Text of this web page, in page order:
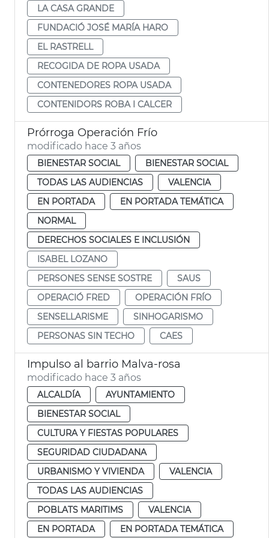
LA CASA GRANDE
FUNDACIÓ JOSÉ MARÍA HARO
EL RASTRELL
RECOGIDA DE ROPA USADA
CONTENEDORES ROPA USADA
CONTENIDORS ROBA I CALCER
Prórroga Operación Frío
modificado hace 3 años
BIENESTAR SOCIAL
BIENESTAR SOCIAL
TODAS LAS AUDIENCIAS
VALENCIA
EN PORTADA
EN PORTADA TEMÁTICA
NORMAL
DERECHOS SOCIALES E INCLUSIÓN
ISABEL LOZANO
PERSONES SENSE SOSTRE
SAUS
OPERACIÓ FRED
OPERACIÓN FRÍO
SENSELLARISME
SINHOGARISMO
PERSONAS SIN TECHO
CAES
Impulso al barrio Malva-rosa
modificado hace 3 años
ALCALDÍA
AYUNTAMIENTO
BIENESTAR SOCIAL
CULTURA Y FIESTAS POPULARES
SEGURIDAD CIUDADANA
URBANISMO Y VIVIENDA
VALENCIA
TODAS LAS AUDIENCIAS
POBLATS MARITIMS
VALENCIA
EN PORTADA
EN PORTADA TEMÁTICA